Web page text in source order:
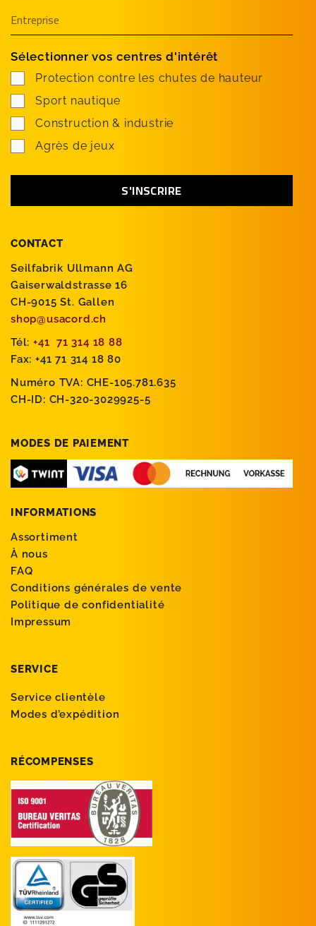
CONTACT
Seilfabrik Ullmann AG
Gaiserwaldstrasse 16
CH-9015 St. Gallen
shop@usacord.ch
Tél: +41 71 314 18 88
Fax: +41 71 314 18 80
Numéro TVA: CHE-105.781.635
CH-ID: CH-320-3029925-5
MODES DE PAIEMENT
INFORMATIONS
Assortiment
À nous
FAQ
Conditions générales de vente
Politique de confidentialité
Impressum
SERVICE
Service clientèle
Modes d’expédition
RÉCOMPENSES
Sélectionner vos centres d'intérêt
Protection contre les chutes de hauteur
Sport nautique
Construction & industrie
Agrès de jeux